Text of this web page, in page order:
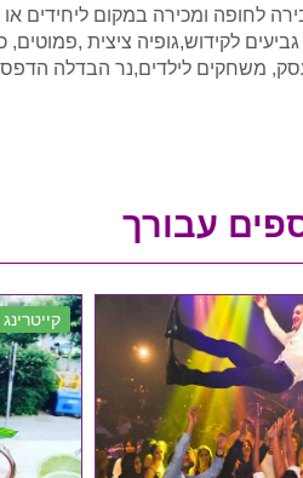
לחופה ומכירה במקום ליחידים
גביעים לקידוש,גופיה ציצית
משחקים לילדים,נר הבדלה
עבורך